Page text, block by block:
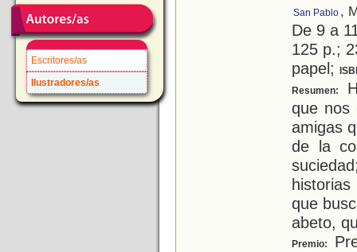
Escritores/as
Ilustradores/as
San Pablo ,
De 9 a
125 p.;
papel;
Resumen:
que nos
amigas
de la
que
abeto,
Premio: